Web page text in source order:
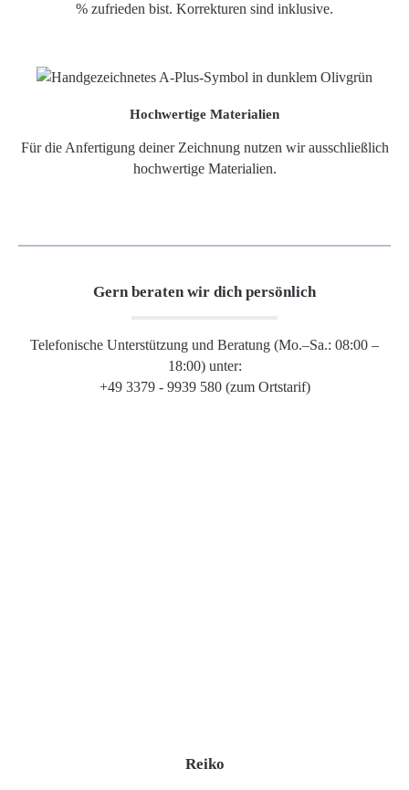
% zufrieden bist. Korrekturen sind inklusive.
Hochwertige Materialien
Für die Anfertigung deiner Zeichnung nutzen wir ausschließlich
hochwertige Materialien.
Gern beraten wir dich persönlich
Telefonische Unterstützung und Beratung (Mo.–Sa.: 08:00 –
18:00) unter:
+49 3379 - 9939 580 (zum Ortstarif)
Reiko